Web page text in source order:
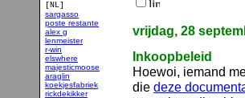
[NL]
sargasso
poste restante
alex g
lenmeister
r-win
elswhere
majesticmoose
araglin
koekjesfabriek
rickdekikker
vrijdag, 28
Inkoopbeleid
Hoewoi, iemand
die deze